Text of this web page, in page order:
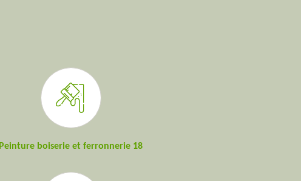
Peinture boiserie et ferronnerie 18